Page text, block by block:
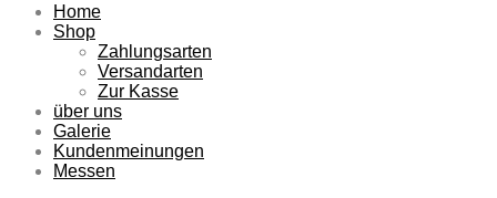
Zum
Inhalt
Home
Shop
Zahlungsarten
Versandarten
Zur Kasse
über uns
Galerie
Kundenmeinungen
Messen